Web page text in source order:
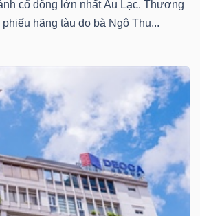
cổ đông lớn nhất Âu Lạc. Thương
hãng tàu do bà Ngô Thu...